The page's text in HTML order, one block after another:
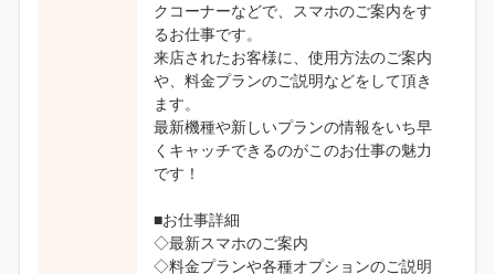
クコーナーなどで、スマホのご案内をす
るお仕事です。
来店されたお客様に、使用方法のご案内
や、料金プランのご説明などをして頂き
ます。
最新機種や新しいプランの情報をいち早
くキャッチできるのがこのお仕事の魅力
です！
■お仕事詳細
◇最新スマホのご案内
◇料金プランや各種オプションのご説明